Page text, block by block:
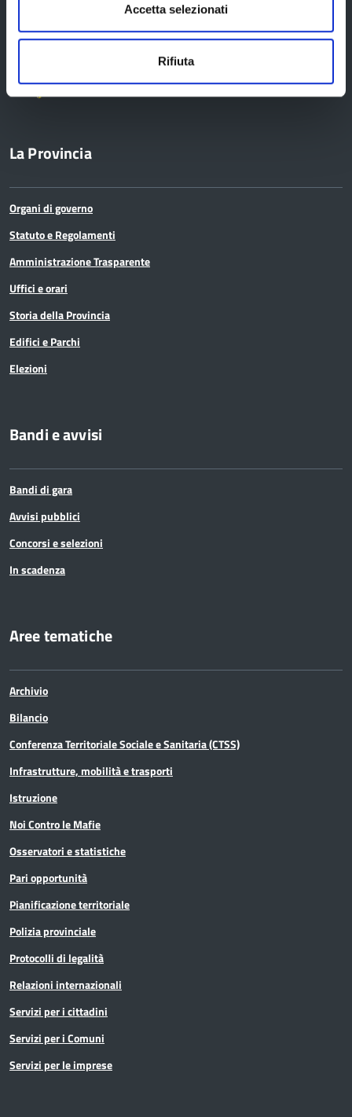
Accetta selezionati
Rifiuta
Provincia di Reggio Emilia
La Provincia
Organi di governo
Statuto e Regolamenti
Amministrazione Trasparente
Uffici e orari
Storia della Provincia
Edifici e Parchi
Elezioni
Bandi e avvisi
Bandi di gara
Avvisi pubblici
Concorsi e selezioni
In scadenza
Aree tematiche
Archivio
Bilancio
Conferenza Territoriale Sociale e Sanitaria (CTSS)
Infrastrutture, mobilità e trasporti
Istruzione
Noi Contro le Mafie
Osservatori e statistiche
Pari opportunità
Pianificazione territoriale
Polizia provinciale
Protocolli di legalità
Relazioni internazionali
Servizi per i cittadini
Servizi per i Comuni
Servizi per le imprese